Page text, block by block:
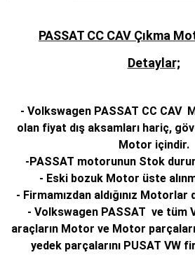
PASSAT CC CAV Çıkma
Detaylar;
- Volkswagen PASSAT CC CAV
olan fiyat dış aksamları hariç,
Motor içindir.
-PASSAT motorunun Stok
- Eski bozuk Motor üste
- Firmamızdan aldığınız
- Volkswagen PASSAT ve tüm
araçların Motor ve Motor
yedek parçalarını PUSAT VW